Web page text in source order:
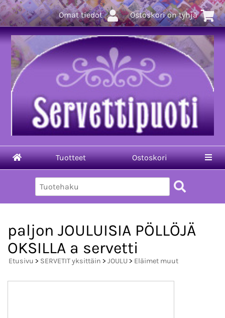
Omat tiedot Ostoskori on tyhjä
Tuotteet Ostoskori
paljon JOULUISIA PÖLLÖJÄ
OKSILLA a servetti
Etusivu > SERVETIT yksittäin > JOULU > Eläimet muut